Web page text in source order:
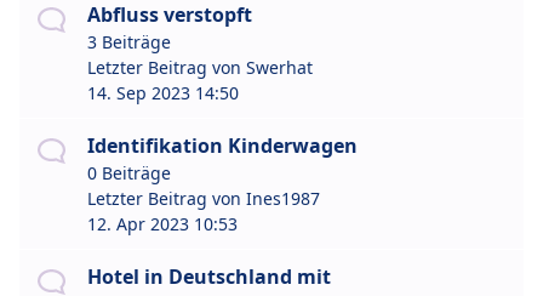
Abfluss verstopft
3 Beiträge
Letzter Beitrag von Swerhat
14. Sep 2023 14:50
Identifikation Kinderwagen
0 Beiträge
Letzter Beitrag von Ines1987
12. Apr 2023 10:53
Hotel in Deutschland mit